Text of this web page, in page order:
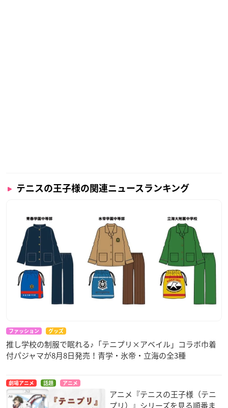
テニスの王子様の関連ニュースランキング
ファッション グッズ
推し学校の制服で眠れる♪「テニプリ×アベイル」コラボ巾着
付パジャマが8月8日発売！青学・氷帝・立海の全3種
劇場アニメ 話題 アニメ
アニメ『テニスの王子様（テニ
プリ）』シリーズを見る順番ま